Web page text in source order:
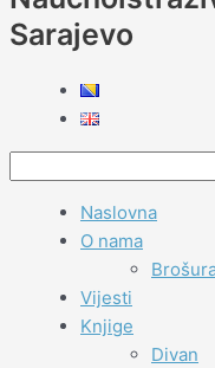
Sarajevo
Naslovna
O nama
Vijesti
Knjige
Divan